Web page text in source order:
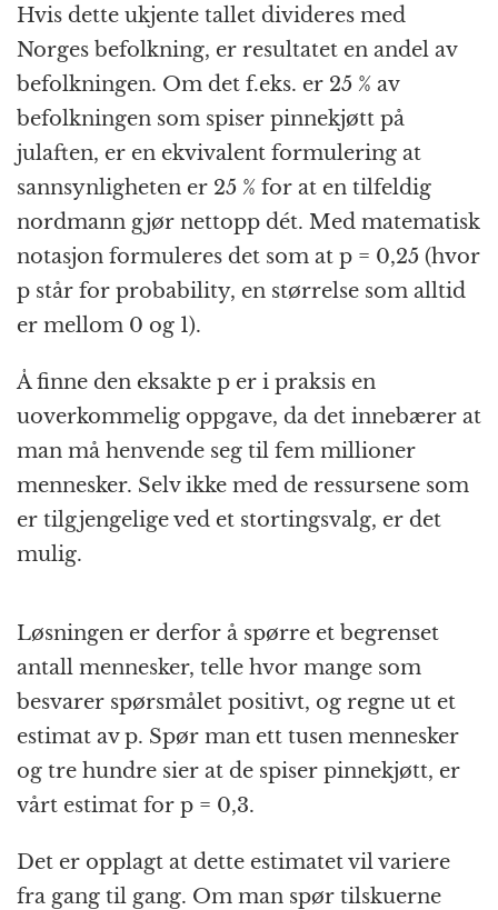
Hvis dette ukjente tallet divideres med
Norges befolkning, er resultatet en andel av
befolkningen. Om det f.eks. er 25 % av
befolkningen som spiser pinnekjøtt på
julaften, er en ekvivalent formulering at
sannsynligheten er 25 % for at en tilfeldig
nordmann gjør nettopp dét. Med matematisk
notasjon formuleres det som at p = 0,25 (hvor
p står for probability, en størrelse som alltid
er mellom 0 og 1).
Å finne den eksakte p er i praksis en
uoverkommelig oppgave, da det innebærer at
man må henvende seg til fem millioner
mennesker. Selv ikke med de ressursene som
er tilgjengelige ved et stortingsvalg, er det
mulig.
Løsningen er derfor å spørre et begrenset
antall mennesker, telle hvor mange som
besvarer spørsmålet positivt, og regne ut et
estimat av p. Spør man ett tusen mennesker
og tre hundre sier at de spiser pinnekjøtt, er
vårt estimat for p = 0,3.
Det er opplagt at dette estimatet vil variere
fra gang til gang. Om man spør tilskuerne